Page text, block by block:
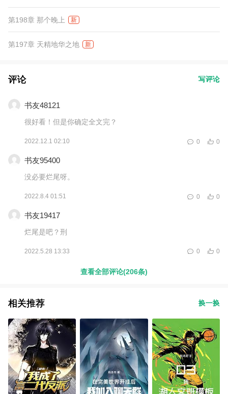
第198章 那个晚上 新
第197章 天精地华之地 新
评论 写评论
书友48121
很好看！但是你确定全文完？
2022.12.1 02:10 0
0
书友95400
没必要烂尾呀。
2022.8.4 01:51 0
0
书友19417
烂尾是吧？刑
2022.5.28 13:33 0
0
查看全部评论(206条)
相关推荐 换一换